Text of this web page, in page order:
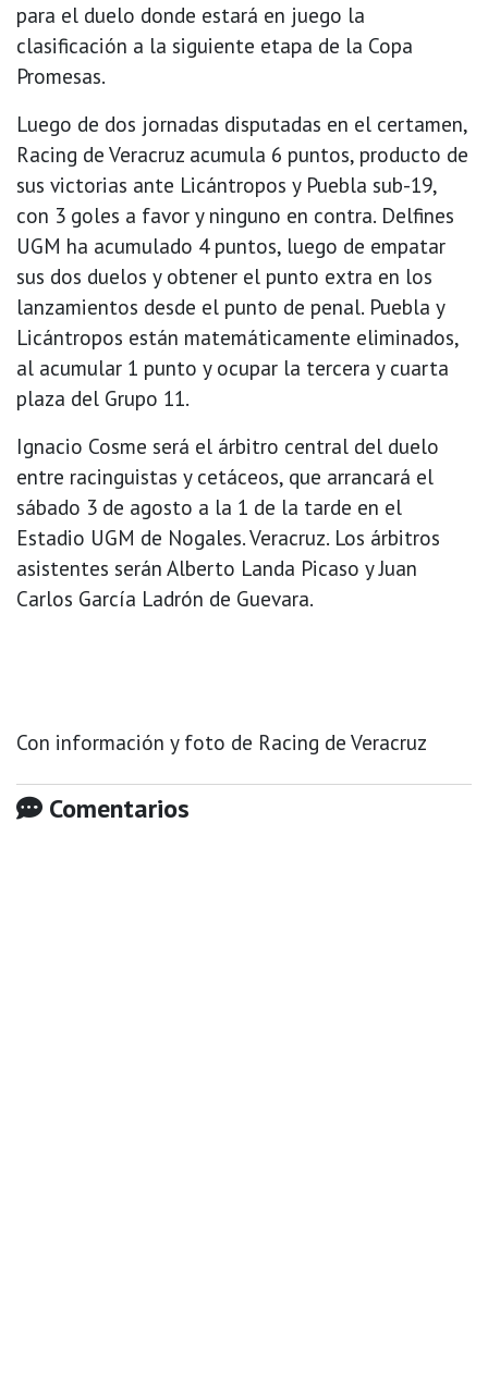
para el duelo donde estará en juego la
clasificación a la siguiente etapa de la Copa
Promesas.
Luego de dos jornadas disputadas en el certamen,
Racing de Veracruz acumula 6 puntos, producto de
sus victorias ante Licántropos y Puebla sub-19,
con 3 goles a favor y ninguno en contra. Delfines
UGM ha acumulado 4 puntos, luego de empatar
sus dos duelos y obtener el punto extra en los
lanzamientos desde el punto de penal. Puebla y
Licántropos están matemáticamente eliminados,
al acumular 1 punto y ocupar la tercera y cuarta
plaza del Grupo 11.
Ignacio Cosme será el árbitro central del duelo
entre racinguistas y cetáceos, que arrancará el
sábado 3 de agosto a la 1 de la tarde en el
Estadio UGM de Nogales. Veracruz. Los árbitros
asistentes serán Alberto Landa Picaso y Juan
Carlos García Ladrón de Guevara.
Con información y foto de Racing de Veracruz
Comentarios